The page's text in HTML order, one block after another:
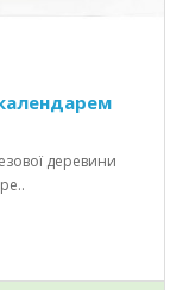
деревини